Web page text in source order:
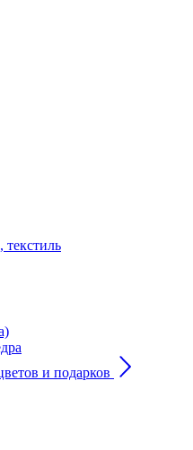
текстиль
и подарков